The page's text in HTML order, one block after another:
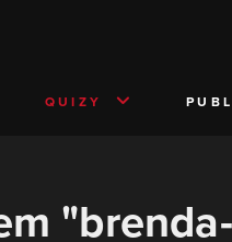
QUIZY